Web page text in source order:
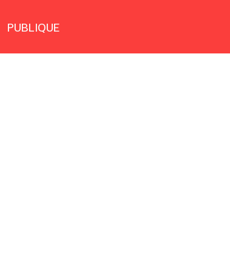
PUBLIQUE